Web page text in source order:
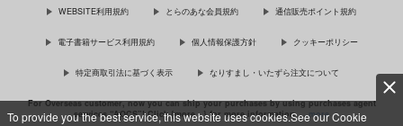
To provide you the best service, this website uses cookies.See our Cookie
WEBSITE利用規約 とらのあな会員規約 通信販売ポイント規約
電子書籍サービス利用規約 個人情報保護方針 クッキーポリシー
特定商取引法に基づく表示 なりすまし・いたずら注文について
For Overseas customer, now you can ship your purchases by using purchases agent
services “AOCS”! Click {more…} for more information …more